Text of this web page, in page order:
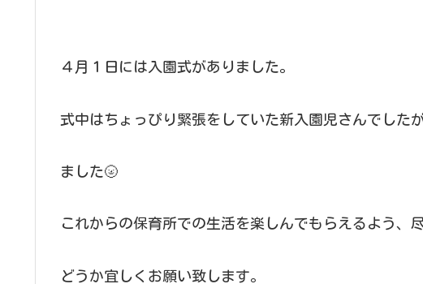
４月１日には入園式がありました。
式中はちょっぴり緊張をしていた新入園児さんでした
ました🌝
これからの保育所での生活を楽しんでもらえるよう、
どうか宜しくお願い致します。